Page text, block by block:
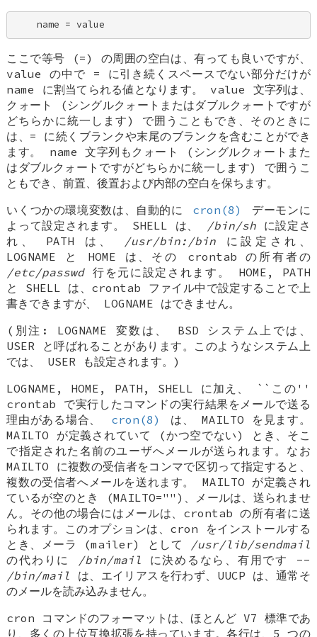
    name = value
ここで等号 (=) の周囲の空白は、有っても良いですが、
value
の中で = に引き続くスペースでない部分だけが
name
に割当てられる値となります。 value
文字列は、
クォート (シングルクォートまたはダブルクォートですが
どちらかに統一します) で囲うこともでき、そのときに
は、= に続くブランクや末尾のブランクを含むことができ
ます。 name 文字列もクォート (シングルクォートまた
はダブルクォートですがどちらかに統一します) で囲うこ
ともでき、前置、後置および内部の空白を保ちます。
いくつかの環境変数は、自動的に
cron(8)
デーモンに
よって設定されます。 SHELL は、 /bin/shに設定さ
れ、 PATH は、 /usr/bin:/bin に設定され、
LOGNAME と HOME は、その crontab の所有者の
/etc/passwd行を元に設定されます。 HOME , PATH
と SHELL
は、crontab ファイル中で設定することで上
書きできますが、 LOGNAME はできません。
(別注: LOGNAME 変数は、 BSD システム上では、
USER と呼ばれることがあります。このようなシステム上
では、 USER も設定されます。)
LOGNAME , HOME , PATH , SHELL に加え、 ``この''
crontab で実行したコマンドの実行結果をメールで送る
理由がある場合、
cron(8) は、MAILTO を見ます。
MAILTO が定義されていて (かつ空でない) とき、そこ
で指定された名前のユーザへメールが送られます。なお
MAILTO に複数の受信者をコンマで区切って指定すると、
複数の受信者へメールを送れます。 MAILTO が定義され
ているが空のとき (MAILTO="")、メールは、送られませ
ん。その他の場合にはメールは、crontab の所有者に送
られます。このオプションは、cron をインストールする
とき、メーラ (mailer) として
/usr/lib/sendmail
の代わりに
/bin/mail に決めるなら、有用です --
/bin/mail
は、エイリアスを行わず、UUCP は、通常そ
のメールを読み込みません。
cron コマンドのフォーマットは、ほとんど V7 標準であ
り、多くの上位互換拡張を持っています。各行は、5 つの